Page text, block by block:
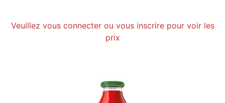
Veuillez vous connecter ou vous inscrire pour voir les
prix